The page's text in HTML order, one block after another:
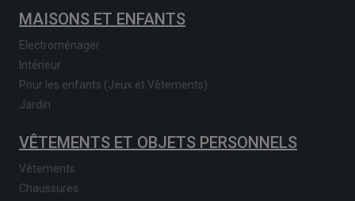
MAISONS ET ENFANTS
Electroménager
Intérieur
Pour les enfants (Jeux et Vêtements)
Jardin
VÊTEMENTS ET OBJETS PERSONNELS
Vêtements
Chaussures